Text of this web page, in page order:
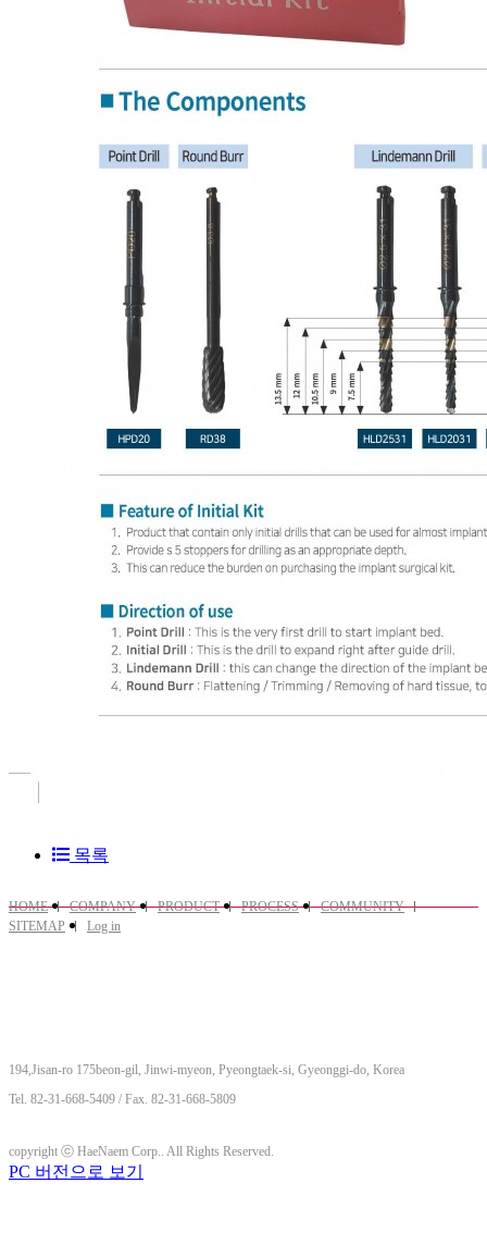
목록
HOME COMPANY PRODUCT PROCESS
COMMUNITY
SITEMAP
Log in
194,Jisan-ro 175beon-gil, Jinwi-myeon, Pyeongtaek-si, Gyeonggi-do, Korea
Tel. 82-31-668-5409 / Fax. 82-31-668-5809
copyright ⓒ HaeNaem Corp.. All Rights Reserved.
PC 버전으로 보기